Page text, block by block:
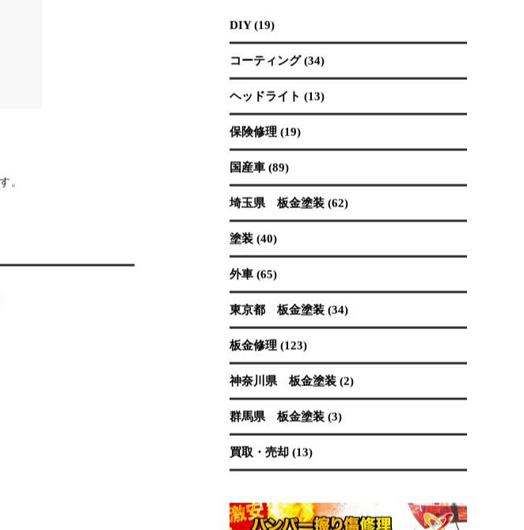
。
コラムカテゴリ
DIY (19)
コーティング (34)
ヘッドライト (13)
保険修理 (19)
国産車 (89)
埼玉県 板金塗装 (62)
塗装 (40)
外車 (65)
東京都 板金塗装 (34)
板金修理 (123)
神奈川県 板金塗装 (2)
群馬県 板金塗装 (3)